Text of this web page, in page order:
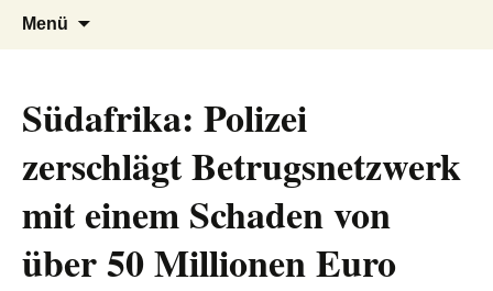
AFRICA live
Seit 1998: Aktuelles aus und mit Bezug
zu Afrika
Menü
Südafrika: Polizei
zerschlägt Betrugsnetzwerk
mit einem Schaden von
über 50 Millionen Euro